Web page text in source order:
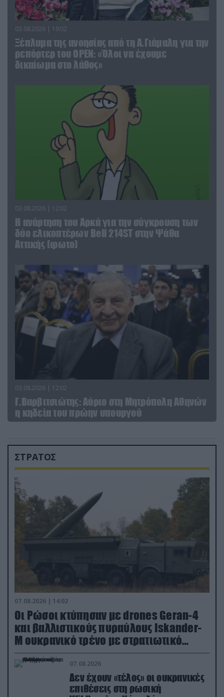
03.08.2026 | 19:02
Ξέπλυμα της ανοησίας από τη Α.Γιάμαλη για την
ρεπόρτερ του ΟΡΕΝ: «Όλοι να έχουμε
δικαίωμα στο λάθος»
03.08.2026 | 12:02
Η ανάρτηση του Αρκά για την σύγκρουση των
δύο ελικοπτέρων Bell 214ST στην Ψάθα
Αττικής (φωτο)
03.08.2026 | 12:02
Γ.Βαρβιτσιώτης: Aύριο στη Μητρόπολη Αθηνών
η κηδεία του πρώην υπουργού
ΣΤΡΑΤΟΣ
07.08.2026 | 14:02
Οι Ρώσοι κτύπησαν με drones Geran-4
και βαλλιστικούς πυραύλους Iskander-
M ουκρανικό τρένο με στρατιωτικό
εξοπλισμό
07.08.2026
Δεν έχουν «τέλος» οι ουκρανικές
επιθέσεις στη ρωσική